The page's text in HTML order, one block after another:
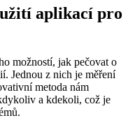
aplikací pro
možností, jak pečovat o
Jednou z nich je měření
metoda nám
a kdekoli, což je